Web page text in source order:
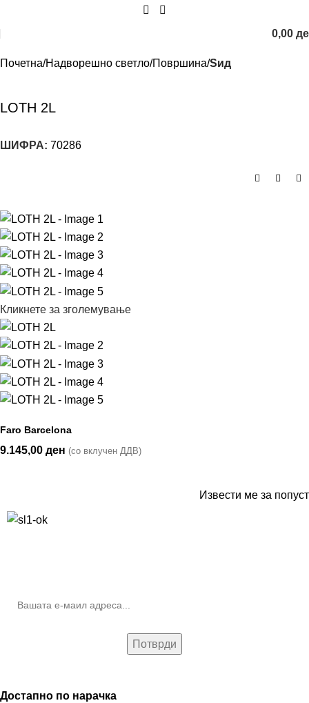
0,00
Почетна Надворешно светло Површина Ѕид
LOTH 2L
ШИФРА: 70286
Кликнете за зголемување
Faro Barcelona
9.145,00 ден (со вклучен ДДВ)
Извести ме за попуст
Достапно по нарачка